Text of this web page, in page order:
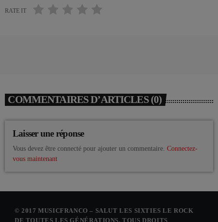
RATE IT
COMMENTAIRES D’ARTICLES (0)
Laisser une réponse
Vous devez être connecté pour ajouter un commentaire. Connectez-
vous maintenant
© 2017 MUSICFRANCO – SALUT LES SIXTIES LE ROCK
DE TOUTES LES GÉNÉRATIONS. TOUS DROITS